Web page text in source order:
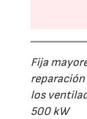
Fija
los
500 kW